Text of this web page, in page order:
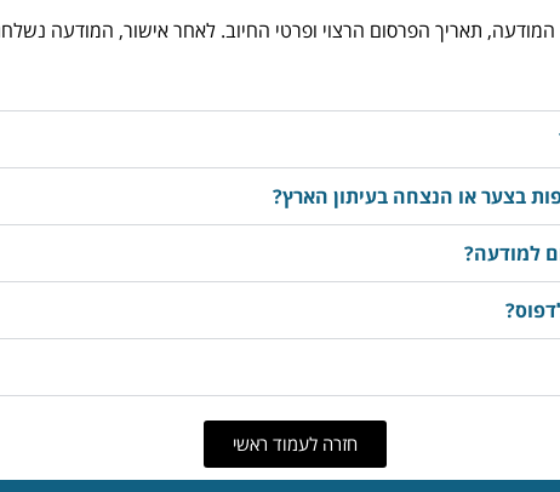
3763533, מוסרים את נוסח המודעה, תאריך הפרסום הרצוי ופרטי החיוב. לאחר אישור,
בצער או הנצחה בעיתון הארץ?
למודעה?
חזרה לעמוד ראשי